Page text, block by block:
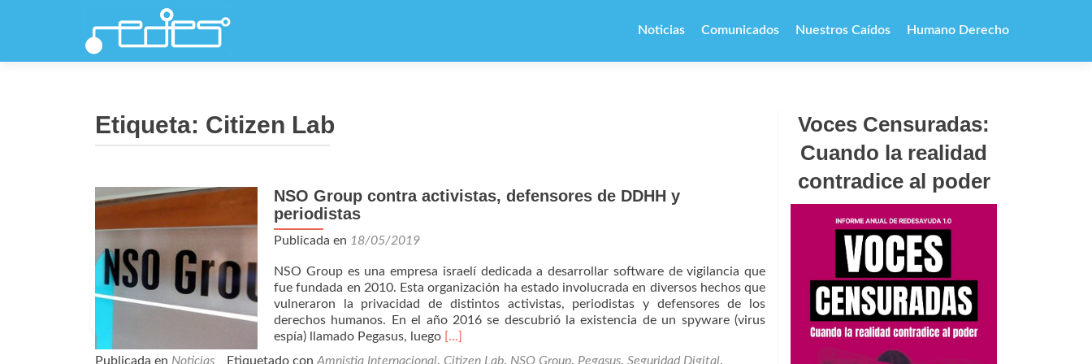
al
Noticias Comunicados Nuestros Caídos Humano Derecho
Etiqueta: Citizen Lab
NSO Group contra activistas, defensores de DDHH y
periodistas
Publicada en 18/05/2019
NSO Group es una empresa israelí dedicada a desarrollar software de vigilancia que
fue fundada en 2010. Esta organización ha estado involucrada en diversos hechos que
vulneraron la privacidad de distintos activistas, periodistas y defensores de los
derechos humanos. En el año 2016 se descubrió la existencia de un spyware (virus
espía) llamado Pegasus, luego Leer
[…]
Publicada en Noticias Etiquetado con Amnistia Internacional, Citizen Lab, NSO Group, Pegasus, Seguridad Digital,
Voces Censuradas:
Cuando la realidad
contradice al poder